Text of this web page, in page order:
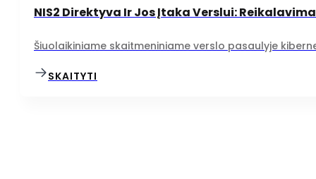
NIS2 Direktyva Ir Jos Įtaka Verslui:
Šiuolaikiniame skaitmeniniame verslo pasaulyje
SKAITYTI